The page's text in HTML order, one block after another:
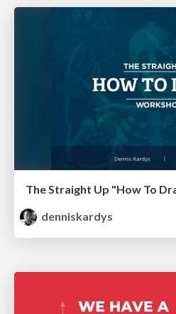
The Straight Up "How To
denniskardys